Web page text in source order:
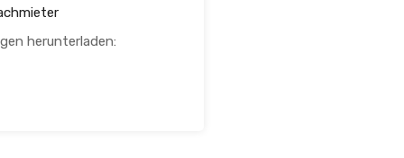
herunterladen: